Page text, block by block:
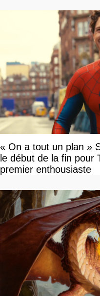
« On a tout un plan »
le début de la fin pour
premier enthousiaste